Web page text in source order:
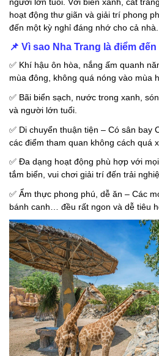
hoạt động thư giãn và giải trí phong
đến một kỳ nghỉ đáng nhớ cho cả nhà.
📌 Vì sao Nha Trang là điểm
✅ Khí hậu ôn hòa, nắng ấm quanh
mùa đông, không quá nóng vào mùa
✅ Bãi biển sạch, nước trong xanh,
và người lớn tuổi.
✅ Di chuyển thuận tiện – Có sân bay
các điểm tham quan không cách quá
✅ Đa dạng hoạt động phù hợp với
tắm biển, vui chơi giải trí đến trải
✅ Ẩm thực phong phú, dễ ăn – Các
bánh canh… đều rất ngon và dễ tiêu